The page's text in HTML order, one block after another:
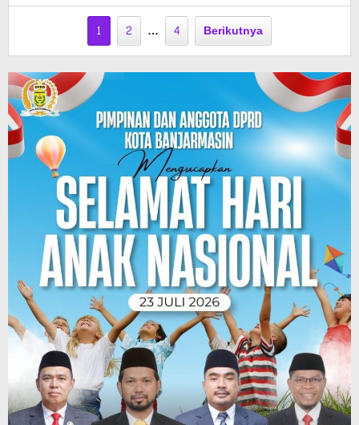
1 2 … 4 Berikutnya